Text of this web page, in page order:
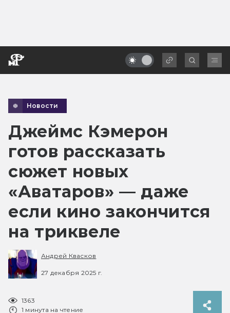
Новости
Джеймс Кэмерон
готов рассказать
сюжет новых
«Аватаров» — даже
если кино закончится
на триквеле
Андрей Квасков
27 декабря 2025 г.
1363
1 минута на чтение